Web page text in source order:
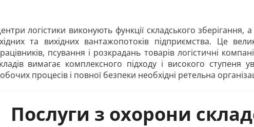
логістики виконують функції складського
та вихідних вантажопотоків підприємства. Це
псування і розкрадань товарів логістичні
вимагає комплексного підходу і високого ступеня
процесів і повної безпеки необхідні ретельна
Послуги з охорони